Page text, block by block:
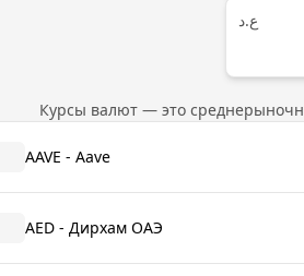
ع.د
Курсы валют — это
AAVE - Aave
AED - Дирхам ОАЭ